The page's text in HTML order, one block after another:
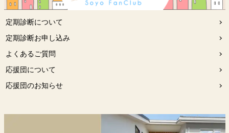
定期診断について
定期診断お申し込み
よくあるご質問
応援団について
応援団のお知らせ